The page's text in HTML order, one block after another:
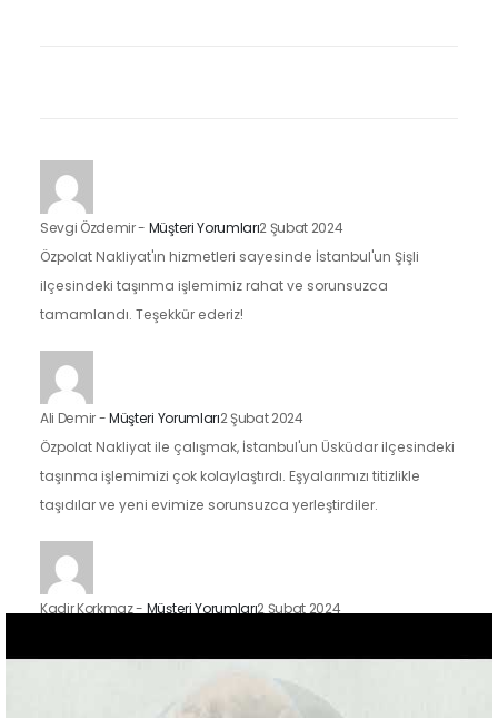
Sevgi Özdemir- Müşteri Yorumları2 Şubat 2024
Özpolat Nakliyat'ın hizmetleri sayesinde İstanbul'un Şişli
ilçesindeki taşınma işlemimiz rahat ve sorunsuzca
tamamlandı. Teşekkür ederiz!
Ali Demir-Müşteri Yorumları2 Şubat 2024
Özpolat Nakliyat ile çalışmak, İstanbul'un Üsküdar ilçesindeki
taşınma işlemimizi çok kolaylaştırdı. Eşyalarımızı titizlikle
taşıdılar ve yeni evimize sorunsuzca yerleştirdiler.
Kadir Korkmaz- Müşteri Yorumları2 Şubat 2024